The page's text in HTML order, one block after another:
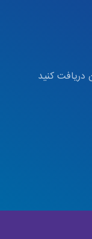
دریافت کنید